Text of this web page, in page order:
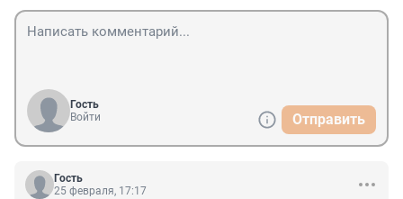
Гость
Войти
Отправить
Гость
25 февраля, 17:17